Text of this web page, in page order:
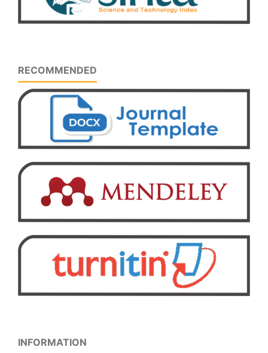
RECOMMENDED
INFORMATION